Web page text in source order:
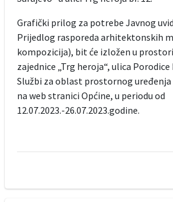
Grafički prilog za potrebe Javnog
Prijedlog rasporeda arhitektonskih
kompozicija), bit će izložen u
zajednice „Trg heroja“, ulica
Službi za oblast prostornog uređenja
na web stranici Općine, u periodu od
12.07.2023.-26.07.2023.godine.